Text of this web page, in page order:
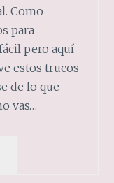
Como
para
pero aquí
estos trucos
de lo que
vas…